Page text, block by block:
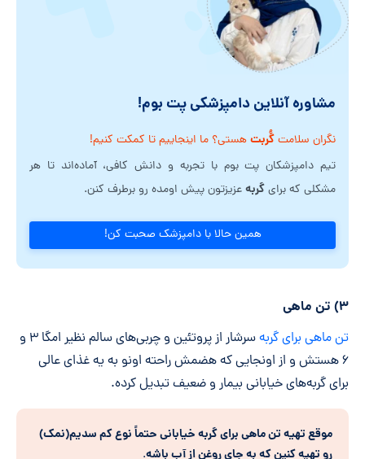
مشاوره آنلاین دامپزشکی پت بوم!
نگران سلامتگُربتهستی؟ ما اینجاییم تا کمکت کنیم!
تیم دامپزشکان پت بوم با تجربه و دانش کافی، آماده‌اند تا هر
مشکلی که برایگربهعزیزتون پیش اومده رو برطرف کنن.
همین حالا با دامپزشک صحبت کن!
۳) تن ماهی
تن ماهی برای گربه
سرشار از پروتئین و چربی‌های سالم نظیر امگا ۳ و
۶ هستش و از اونجایی که هضمش راحته اونو به یه غذای عالی
برای گربه‌های خیابانی بیمار و ضعیف تبدیل کرده.
موقع تهیه تن ماهی برای گربه خیابانی حتماً نوع کم سدیم(نمک)
رو تهیه کنین که به جای روغن از آب باشه.